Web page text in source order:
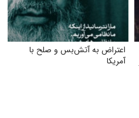
اعتراض به آتش‌بس و صلح با
آمریکا